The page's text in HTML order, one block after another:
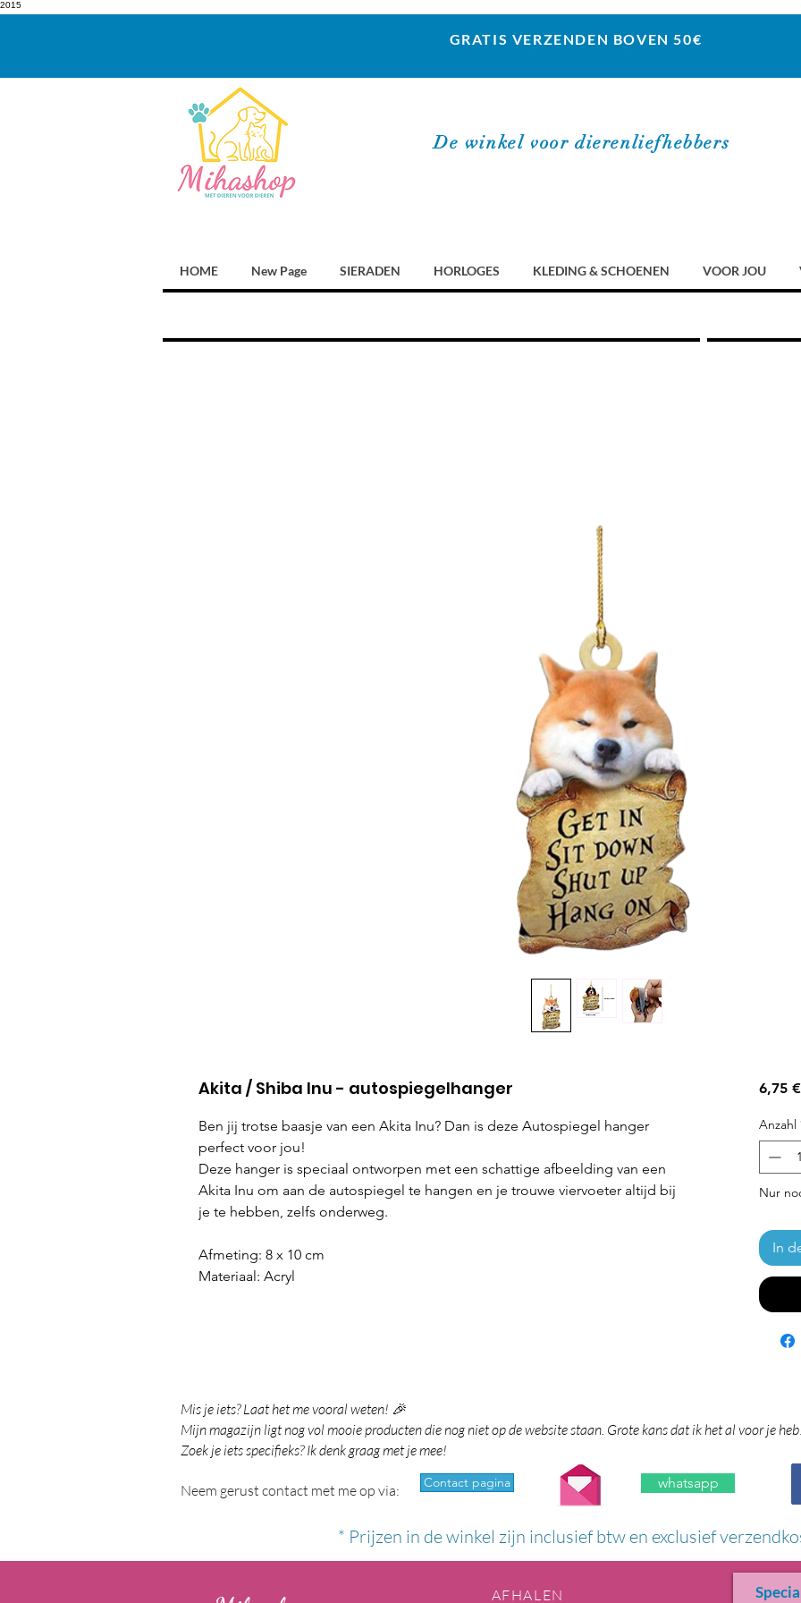
2015
GRATIS VERZENDEN BOVEN 50€
De winkel voor dierenliefhebbers
HOME New Page SIERADEN HORLOGES KLEDING & SCHOENEN VOOR JOU
Akita / Shiba Inu - autospiegelhanger
Ben jij trotse baasje van een Akita Inu? Dan is deze Autospiegel hanger
perfect voor jou!
Deze hanger is speciaal ontworpen met een schattige afbeelding van een
Akita Inu om aan de autospiegel te hangen en je trouwe viervoeter altijd bij
je te hebben, zelfs onderweg.
Afmeting: 8 x 10 cm
Materiaal: Acryl
6,75 €
Anzahl
Nur
In
Mis je iets? Laat het me vooral weten! 🎉
Mijn magazijn ligt nog vol mooie producten die nog niet op de website staan. Grote kans dat ik het al voor je
Zoek je iets specifieks? Ik denk graag met je mee!
Neem gerust contact met me op via: Contact pagina whatsapp
* Prijzen in de winkel zijn inclusief btw en exclusief
AFHALEN